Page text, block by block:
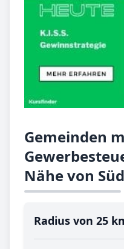
Gemeinden
Nähe von
Radius von 25